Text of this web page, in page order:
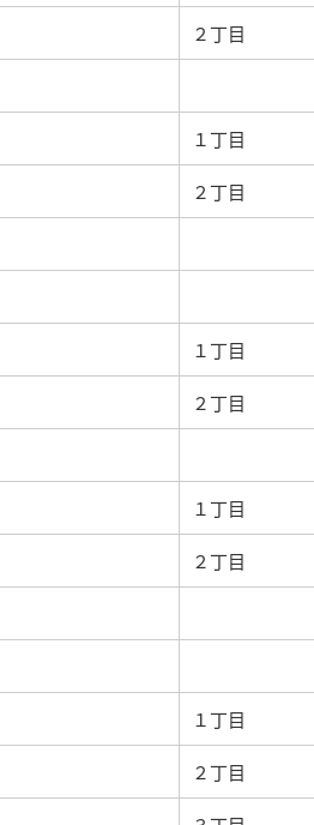
２丁目
１丁目
２丁目
１丁目
２丁目
１丁目
２丁目
１丁目
２丁目